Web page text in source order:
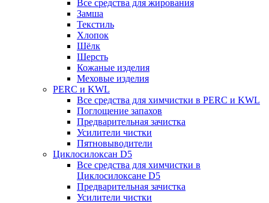
Все средства для жирования
Замша
Текстиль
Хлопок
Шёлк
Шерсть
Кожаные изделия
Меховые изделия
PERC и KWL
Все средства для химчистки в PERC и KWL
Поглощение запахов
Предварительная зачистка
Усилители чистки
Пятновыводители
Циклосилоксан D5
Все средства для химчистки в
Циклосилоксане D5
Предварительная зачистка
Усилители чистки